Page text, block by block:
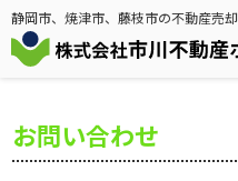
静岡市、焼津市、藤枝市の不動産売却
お問い合わせ